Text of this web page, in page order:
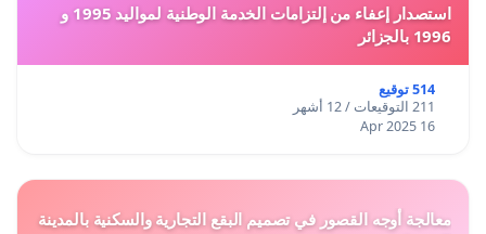
استصدار إعفاء من إلتزامات الخدمة الوطنية لمواليد 1995 و
1996 بالجزائر
514 توقيع
211 التوقيعات / 12 أشهر
16 Apr 2025
معالجة أوجه القصور في تصميم البقع التجارية والسكنية بالمدينة